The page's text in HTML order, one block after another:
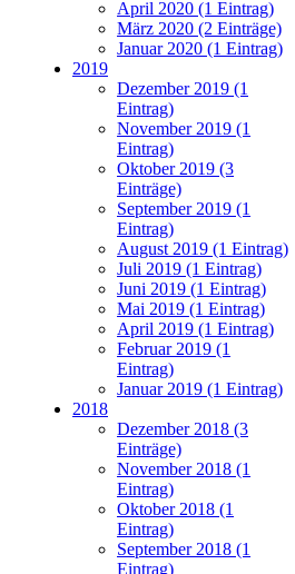
April 2020 (1 Eintrag)
März 2020 (2 Einträge)
Januar 2020 (1 Eintrag)
2019
Dezember 2019 (1
Eintrag)
November 2019 (1
Eintrag)
Oktober 2019 (3
Einträge)
September 2019 (1
Eintrag)
August 2019 (1 Eintrag)
Juli 2019 (1 Eintrag)
Juni 2019 (1 Eintrag)
Mai 2019 (1 Eintrag)
April 2019 (1 Eintrag)
Februar 2019 (1
Eintrag)
Januar 2019 (1 Eintrag)
2018
Dezember 2018 (3
Einträge)
November 2018 (1
Eintrag)
Oktober 2018 (1
Eintrag)
September 2018 (1
Eintrag)